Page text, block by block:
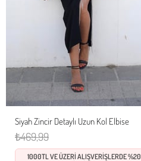
S M L XL
Siyah Zincir Detaylı Uzun Kol Elbise
₺469,99
1000TL VE ÜZERİ ALIŞVERİŞLERDE %20